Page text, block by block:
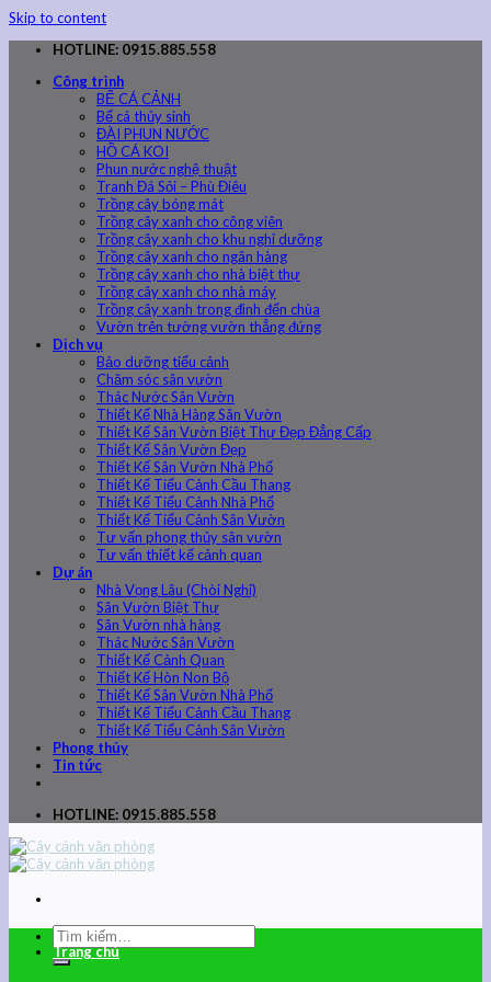
Skip to content
HOTLINE: 0915.885.558
Công trình
BỂ CÁ CẢNH
Bể cá thủy sinh
ĐÀI PHUN NƯỚC
HỒ CÁ KOI
Phun nước nghệ thuật
Tranh Đá Sỏi – Phù Điêu
Trồng cây bóng mát
Trồng cây xanh cho công viên
Trồng cây xanh cho khu nghỉ dưỡng
Trồng cây xanh cho ngân hàng
Trồng cây xanh cho nhà biệt thự
Trồng cây xanh cho nhà máy
Trồng cây xanh trong đình đến chùa
Vườn trên tường vườn thẳng đứng
Dịch vụ
Bảo dưỡng tiểu cảnh
Chăm sóc sân vườn
Thác Nước Sân Vườn
Thiết Kế Nhà Hàng Sân Vườn
Thiết Kế Sân Vườn Biệt Thự Đẹp Đẳng Cấp
Thiết Kế Sân Vườn Đẹp
Thiết Kế Sân Vườn Nhà Phố
Thiết Kế Tiểu Cảnh Cầu Thang
Thiết Kế Tiểu Cảnh Nhà Phố
Thiết Kế Tiểu Cảnh Sân Vườn
Tư vấn phong thủy sân vườn
Tư vấn thiết kế cảnh quan
Dự án
Nhà Vọng Lâu (Chòi Nghỉ)
Sân Vườn Biệt Thự
Sân Vườn nhà hàng
Thác Nước Sân Vườn
Thiết Kế Cảnh Quan
Thiết Kế Hòn Non Bộ
Thiết Kế Sân Vườn Nhà Phố
Thiết Kế Tiểu Cảnh Cầu Thang
Thiết Kế Tiểu Cảnh Sân Vườn
Phong thủy
Tin tức
HOTLINE: 0915.885.558
Trang chủ